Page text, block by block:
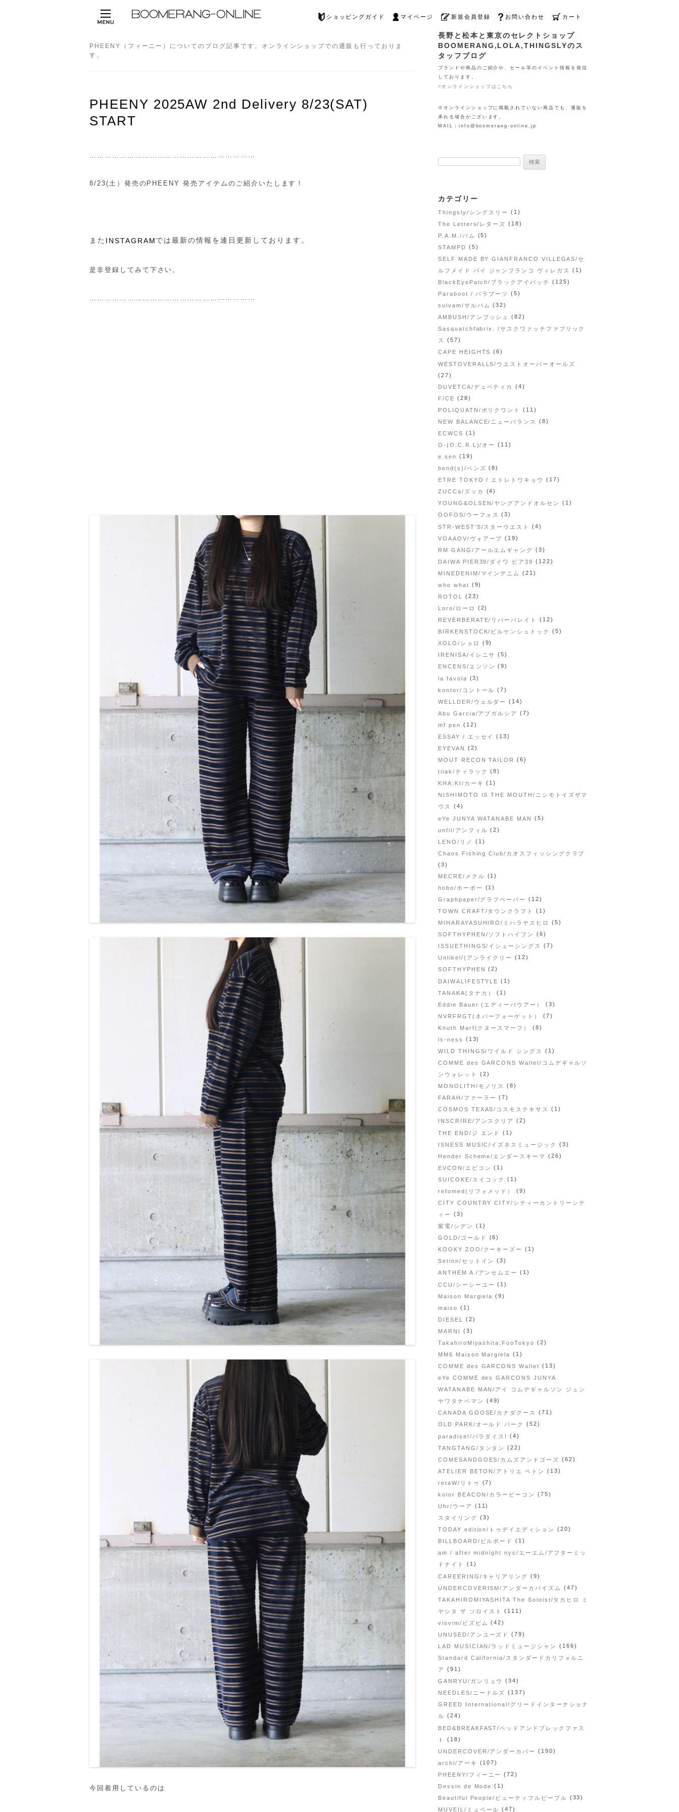
ショッピングガイド マイページ 新規会員登録 お問い合わせ カート
PHEENY（フィーニー）についてのブログ記事です。オンラインショップでの通販も行っておりま
す。
PHEENY 2025AW 2nd Delivery 8/23(SAT)
START
……………
8/23(土）発売のPHEENY 発売アイテムのご紹介いたします！
また INSTAGRAMでは最新の情報を連日更新しております。
是非登録してみて下さい。
今回着用しているのは
長野と松本と東京のセレクトショップ
BOOMERANG,LOLA,THINGSLYのス
タッフブログ
ブランドや商品のご紹介や、セール等のイベント情報を発信
しております。
>オンラインショップはこちら
※オンラインショップに掲載されていない商品でも、通販を
承れる場合がございます。
MAIL：info@boomerang-online.jp
検索:
カテゴリー
Thingsly/シングスリー (1)
The Letters/レターズ (18)
P.A.M./パム (5)
STAMPD (5)
SELF MADE BY GIANFRANCO VILLEGAS/セ
ルフメイド バイ ジャンフランコ ヴィレガス
(1)
BlackEyePatch/ブラックアイパッチ (125)
Paraboot / パラブーツ (5)
sulvam/サルバム (32)
AMBUSH/アンブッシュ (82)
Sasquatchfabrix. /サスクワァッチファブリック
ス
(57)
CAPE HEIGHTS (6)
WESTOVERALLS/ウエストオーバーオールズ
(27)
DUVETCA/デュベティカ
(4)
F/CE (28)
POLIQUATN/ポリクワント (11)
NEW BALANCE/ニューバランス (8)
ECWCS (1)
O-(O.C.R.L)/オー (11)
e.sen (19)
bend(s)/ベンズ (8)
ETRE TOKYO / エトレトウキョウ (17)
ZUCCa/ズッカ (4)
YOUNG&OLSEN/ヤングアンドオルセン (1)
OOFOS/ウーフォス (3)
STR-WEST'S/スターウエスト (4)
VOAAOV/ヴォアーブ (19)
RM GANG/アールエムギャング (3)
DAIWA PIER39/ダイワ ピア39 (122)
MINEDENIM/マインデニム (21)
who what (9)
ROTOL (23)
Loro/ローロ (2)
REVERBERATE/リバーバレイト (12)
BIRKENSTOCK/ビルケンシュトック (5)
XOLO/ショロ (9)
IRENISA/イレニサ (5)
ENCENS/エンソン (9)
la favola (3)
kontor/コントール (7)
WELLDER/ウェルダー (14)
Abu Garcia/アブガルシア (7)
mf pen (12)
ESSAY / エッセイ (13)
EYEVAN (2)
MOUT RECON TAILOR (6)
tilak/ティラック (8)
KHA:KI/カーキ (1)
NISHIMOTO IS THE MOUTH/ニシモトイズザマ
ウス
(4)
eYe JUNYA WATANABE MAN (5)
unfil/アンフィル (2)
LENO/リノ (1)
Chaos Fishing Club/カオスフィッシングクラブ
(3)
MECRE/メクル (1)
hobo/ホーボー (1)
Graphpaper/グラフペーパー (12)
TOWN CRAFT/タウンクラフト (1)
MIHARAYASUHIRO/ミハラヤスヒロ (5)
SOFTHYPHEN/ソフトハイフン (6)
ISSUETHINGS/イシューシングス (7)
Unlikel/(アンライクリー (12)
SOFTHYPHEN (2)
DAIWALIFESTYLE (1)
TANAKA(タナカ） (1)
Eddie Bauer (エディーバウアー） (3)
NVRFRGT(ネバーフォーゲット） (7)
Knuth Marf(クヌースマーフ） (8)
is-ness (13)
WILD THINGS/ワイルド シングス (1)
COMME des GARCONS Wallet/コムデギャルソ
ンウォレット
(2)
MONOLITH/モノリス (8)
FARAH/ファーラー (7)
COSMOS TEXAS/コスモステキサス (1)
INSCRIRE/アンスクリア (2)
THE END/ジ エンド (1)
ISNESS MUSIC/イズネスミュージック (3)
Hender Scheme/エンダースキーマ (26)
EVCON/エビコン (1)
SUICOKE/スイコック (1)
refomed(リフォメッド） (9)
CITY COUNTRY CITY/シティーカントリーシテ
ィー
(3)
紫電/シデン (1)
GOLD/ゴールド (6)
KOOKY ZOO/クーキーズー (1)
Setinn/セットイン (3)
ANTHEM A /アンセムエー (1)
CCU/シーシーユー (1)
Maison Margiela (9)
maiso (1)
DIESEL (2)
MARNI (3)
TakahiroMiyashita:FooTokyo (2)
MM6 Maison Margiela (1)
COMME des GARCONS Wallet (13)
eYe COMME des GARCONS JUNYA
WATANABE MAN/アイ コムデギャルソン ジュン
ヤワタナベマン
(49)
CANADA GOOSE/カナダグース (71)
OLD PARK/オールド パーク (52)
paradise!/パラダイス! (4)
TANGTANG/タンタン (22)
COMESANDGOES/カムズアンドゴーズ (62)
ATELIER BETON/アトリエ ベトン (13)
retaW/リトゥ (7)
kolor BEACON/カラービーコン (75)
Uhr/ウーア (11)
スタイリング (3)
TODAY edition/トゥデイエディション (20)
BILLBOARD/ビルボード (1)
am / after midnight nyc/エーエム/アフターミッ
ドナイト
(1)
CAREERING/キャリアリング (9)
UNDERCOVERISM/アンダーカバイズム (47)
TAKAHIROMIYASHITA The Soloist/タカヒロ ミ
ヤシタ ザ ソロイスト
(111)
visvim/ビズビム (42)
UNUSED/アンユーズド (79)
LAD MUSICIAN/ラッドミュージシャン (166)
Standard California/スタンダードカリフォルニ
ア
(91)
GANRYU/ガンリュウ (34)
NEEDLES/ニードルズ (137)
GREED International/グリードインターナショナ
ル (24)
BED&BREAKFAST/ベッドアンドブレックファス
ト
(18)
UNDERCOVER/アンダーカバー (190)
archi/アーキ (107)
PHEENY/フィーニー (72)
Dessin de Mode (1)
Beautiful People/ビューティフルピープル (33)
MUVEIL/ミュベール (47)